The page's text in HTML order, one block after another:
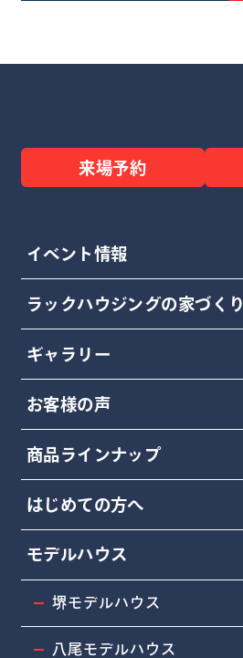
来場予約
イベント情報
ラックハウジングの家づくり
ギャラリー
お客様の声
商品ラインナップ
はじめての方へ
モデルハウス
堺モデルハウス
八尾モデルハウス